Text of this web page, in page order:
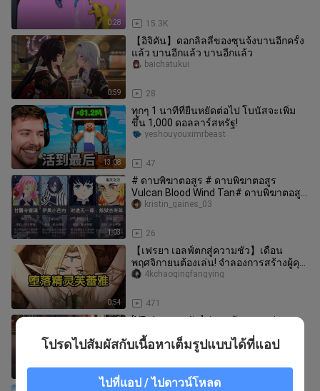
0:28 15.3K
0:59
【อิจิคัน】ดอกลิลลี่ของซุนจ้งบานอีกครั้ง
แล้ว บานอีกแล้ว บานอีกแล้ว
28
baichatukui
13:08
ทุกๆ 1 นาทีที่ยืนหยัดต่อไป โบนัสจะเพิ่ม
ขึ้น 1,000 ดอลลาร์สหรัฐ!
47
yeshouyouximrbeast
1:03
# ดาบพิฆาตอสูร # ดาบพิฆาตอสูร
Vulcan Blood Wind Tan# ดาบพิฆาตอสูร
fandom #steam game
26
kristin_gaines_03
0:54
【เฟรยา เอลฟ์ตกสู่ความชั่ว】เดือน
พฤศจิกายนต้องเล่น! จำลองการสร้างผู้คุม
กึ่งออร์ค! รับรองสนุกแน่นอน! เพ
471
4kchaoqingfangying
[VRchat รายวัน] อ่านแล้วอยากเล่นแมว
ด้วย!
laobaiyuyouxi
โปรดไปสัมผัสกับเนื้อหาเต็มรูปแบบได้ที่แอป
ไปที่แอป / ไปดาวน์โหลด